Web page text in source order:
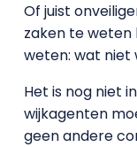
Of juist
zaken te weten
weten: wat niet
Het is nog niet
wijkagenten
geen andere